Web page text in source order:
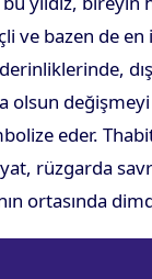
ve bazen de en
olsun
eder.
rüzgarda
ortasında